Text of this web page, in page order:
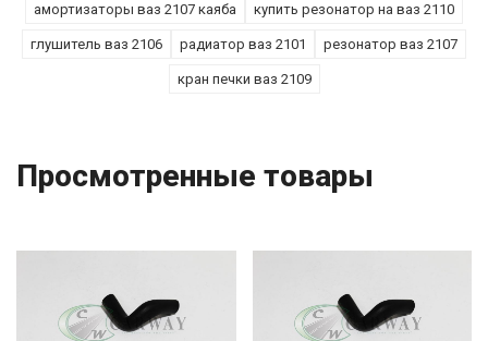
амортизаторы ваз 2107 каяба купить резонатор на ваз 2110
глушитель ваз 2106 радиатор ваз 2101 резонатор ваз 2107
кран печки ваз 2109
Просмотренные товары